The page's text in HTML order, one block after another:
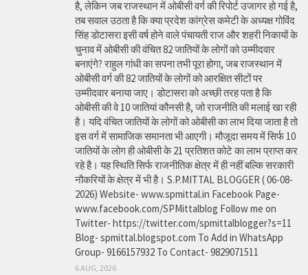
है, लेकिन जब राजस्थान में ओबीसी वर्ग की रिपोर्ट उजागर हो गई है,
तब सवाल उठता है कि क्या प्रदेश कांग्रेस कमेटी के अध्यक्ष गोविंद
सिंह डोटासरा इसी वर्ष होने वाले पंचायती राज और शहरी निकायों के
चुनाव में ओबीसी की वंचित 82 जातियों के लोगों को उम्मीदवार
बनाएंगे? राहुल गांधी का सपना तभी पूरा होगा, जब राजस्थान में
ओबीसी वर्ग की 82 जातियों के लोगों को आरक्षित सीटों पर
उम्मीदवार बनाया जाए। डोटासरा को अच्छी तरह पता है कि
ओबीसी की वे 10 जातियां कौनसी है, जो राजनीति की मलाई खा रही
है। यदि वंचित जातियों के लोगों को ओबीसी का लाभ दिया जाता है तो
इस वर्ग में सामाजिक समानता भी आएगी। मौजूदा समय में सिर्फ 10
जातियों के लोग ही ओबीसी के 21 प्रतिशत कोटे का लाभ प्राप्त कर
रहे है। यह स्थिति सिर्फ राजनीतिक क्षेत्र में ही नहीं बल्कि सरकारी
नौकरियों के क्षेत्र में भी है। S.P.MITTAL BLOGGER ( 06-08-
2026) Website- www.spmittal.in Facebook Page-
www.facebook.com/SPMittalblog Follow me on
Twitter- https://twitter.com/spmittalblogger?s=11
Blog- spmittal.blogspot.com To Add in WhatsApp
Group- 9166157932 To Contact- 9829071511
6 AUG, 2026